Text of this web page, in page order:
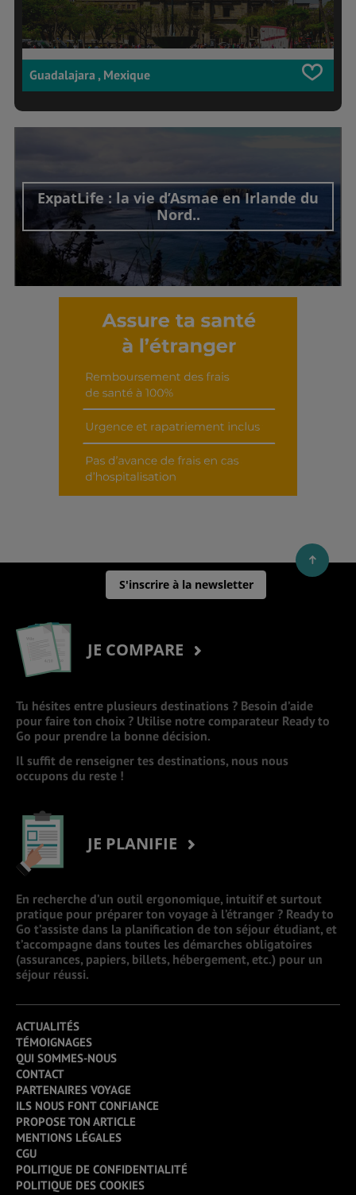
Guadalajara , Mexique
ExpatLife : la vie d’Asmae en Irlande du
Nord..
Découvrir cet interview
S'inscrire à la newsletter
JE COMPARE
Tu hésites entre plusieurs destinations ? Besoin d’aide
pour faire ton choix ? Utilise notre comparateur Ready to
Go pour prendre la bonne décision.
Il suffit de renseigner tes destinations, nous nous
occupons du reste !
JE PLANIFIE
En recherche d’un outil ergonomique, intuitif et surtout
pratique pour préparer ton voyage à l’étranger ? Ready to
Go t’assiste dans la planification de ton séjour étudiant, et
t’accompagne dans toutes les démarches obligatoires
(assurances, papiers, billets, hébergement, etc.) pour un
séjour réussi.
ACTUALITÉS
TÉMOIGNAGES
QUI SOMMES-NOUS
CONTACT
PARTENAIRES VOYAGE
ILS NOUS FONT CONFIANCE
PROPOSE TON ARTICLE
MENTIONS LÉGALES
CGU
POLITIQUE DE CONFIDENTIALITÉ
POLITIQUE DES COOKIES